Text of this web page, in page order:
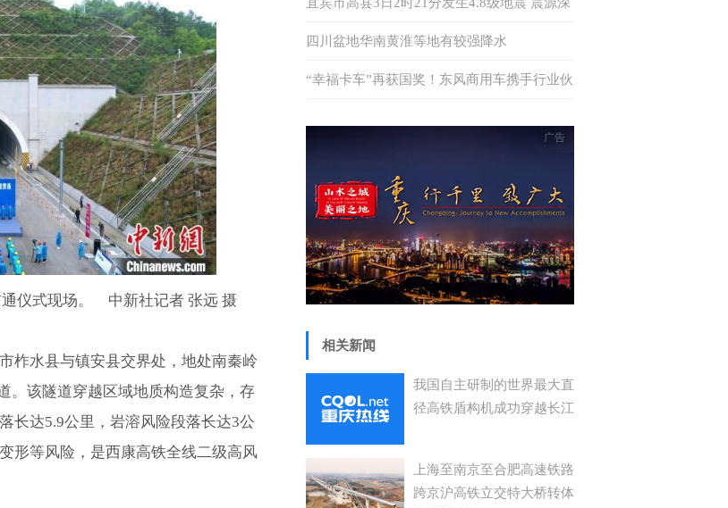
仪式现场。 中新社记者 张远 摄
柞水县与镇安县交界处，地处南秦岭
。该隧道穿越区域地质构造复杂，存
长达5.9公里，岩溶风险段落长达3公
形等风险，是西康高铁全线二级高风
度6千米
四川盆地华南黄淮等地有较强降水
“幸福卡车”再获国奖！东风商用车携手行业伙
相关新闻
我国自主研制的世界最大直
径高铁盾构机成功穿越长江
上海至南京至合肥高速铁路
跨京沪高铁立交特大桥转体